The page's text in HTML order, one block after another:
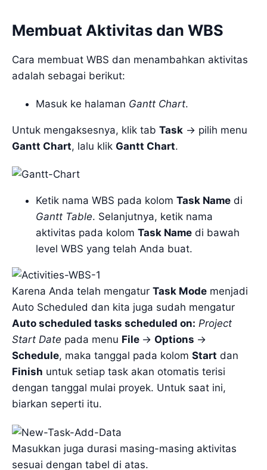
Membuat Aktivitas dan WBS
Cara membuat WBS dan menambahkan aktivitas
adalah sebagai berikut:
Masuk ke halaman Gantt Chart.
Untuk mengaksesnya, klik tab Task -> pilih menu
Gantt Chart, lalu klik Gantt Chart.
Ketik nama WBS pada kolom Task Name di
Gantt Table. Selanjutnya, ketik nama
aktivitas pada kolom Task Name di bawah
level WBS yang telah Anda buat.
Karena Anda telah mengatur Task Mode menjadi
Auto Scheduled dan kita juga sudah mengatur
Auto scheduled tasks scheduled on: Project
Start Date pada menu File -> Options ->
Schedule, maka tanggal pada kolom Start dan
Finish untuk setiap task akan otomatis terisi
dengan tanggal mulai proyek. Untuk saat ini,
biarkan seperti itu.
Masukkan juga durasi masing-masing aktivitas
sesuai dengan tabel di atas.